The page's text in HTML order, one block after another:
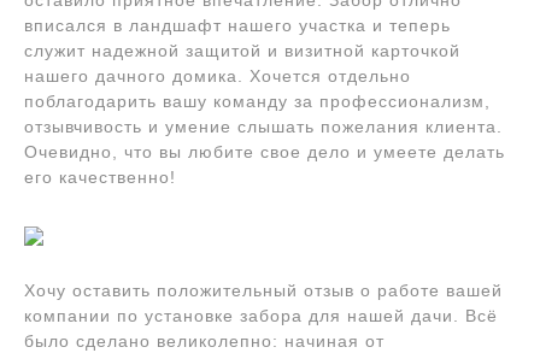
вписался в ландшафт нашего участка и теперь
служит надежной защитой и визитной карточкой
нашего дачного домика. Хочется отдельно
поблагодарить вашу команду за профессионализм,
отзывчивость и умение слышать пожелания клиента.
Очевидно, что вы любите свое дело и умеете делать
его качественно!
Хочу оставить положительный отзыв о работе вашей
компании по установке забора для нашей дачи. Всё
было сделано великолепно: начиная от